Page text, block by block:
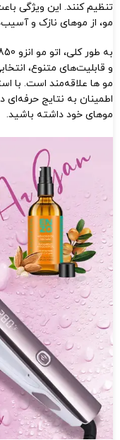
تنظیم کنند. این ویژگی
مو، از موهای نازک و
و قابلیت‌های متنوع،
مو ها علاقه‌مند است. با
اطمینان به نتایج
موهای خود داشته باشید.